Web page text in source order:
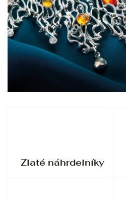
Zlaté náhrdelníky